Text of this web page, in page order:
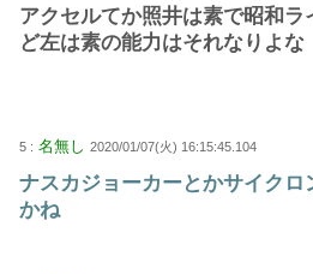
アクセルてか照井は素で昭和
ど左は素の能力はそれなりよな
5 : 名無し 2020/01/07(火) 16:15:45.104
ナスカジョーカーとかサイク
かね